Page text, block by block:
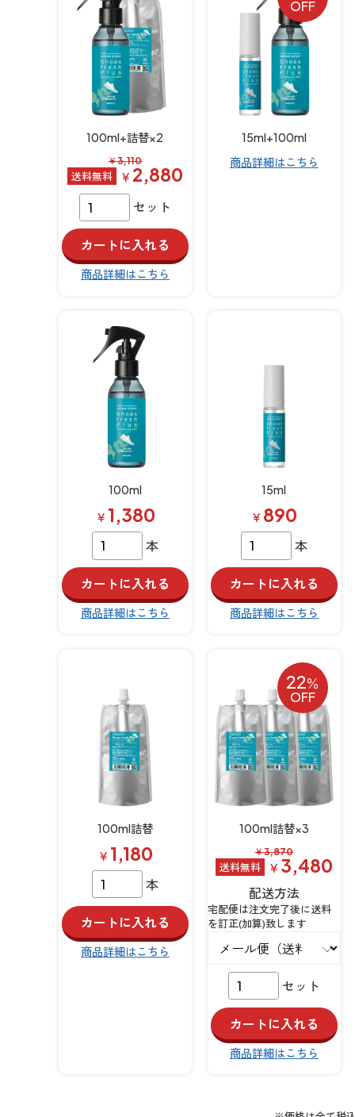
100ml+詰替×2
￥3,110
￥ 2,880
セット
商品詳細はこちら
15ml+100ml
OFF
商品詳細はこちら
100ml
￥ 1,380
本
商品詳細はこちら
15ml
￥ 890
本
商品詳細はこちら
100ml詰替
￥ 1,180
本
商品詳細はこちら
100ml詰替×3
22％
OFF
￥3,870
￥ 3,480
配送方法
宅配便は注文完了後に送料
を訂正(加算)致します
セット
商品詳細はこちら